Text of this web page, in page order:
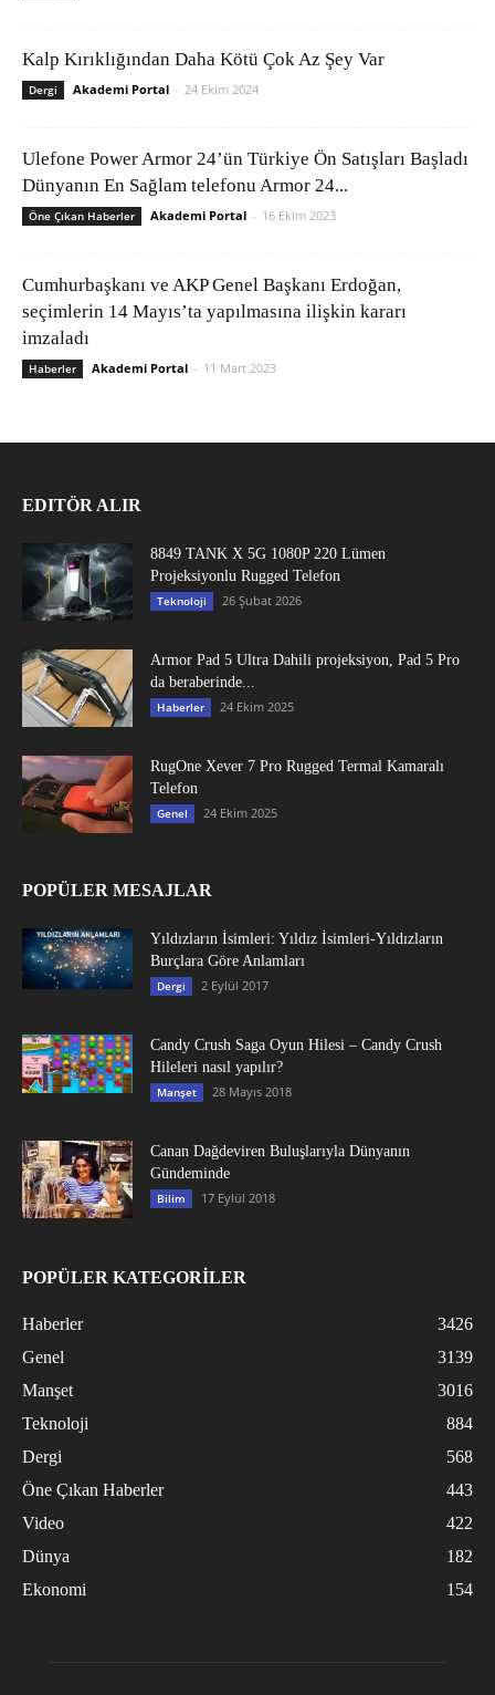
Kalp Kırıklığından Daha Kötü Çok Az Şey Var
Dergi Akademi Portal - 24 Ekim 2024
Ulefone Power Armor 24’ün Türkiye Ön Satışları Başladı
Dünyanın En Sağlam telefonu Armor 24...
Öne Çıkan Haberler Akademi Portal - 16 Ekim 2023
Cumhurbaşkanı ve AKP Genel Başkanı Erdoğan,
seçimlerin 14 Mayıs’ta yapılmasına ilişkin kararı
imzaladı
Haberler Akademi Portal - 11 Mart 2023
EDITÖR ALIR
8849 TANK X 5G 1080P 220 Lümen
Projeksiyonlu Rugged Telefon
Teknoloji 26 Şubat 2026
Armor Pad 5 Ultra Dahili projeksiyon, Pad 5 Pro
da beraberinde...
Haberler 24 Ekim 2025
RugOne Xever 7 Pro Rugged Termal Kamaralı
Telefon
Genel 24 Ekim 2025
POPÜLER MESAJLAR
Yıldızların İsimleri: Yıldız İsimleri-Yıldızların
Burçlara Göre Anlamları
Dergi 2 Eylül 2017
Candy Crush Saga Oyun Hilesi – Candy Crush
Hileleri nasıl yapılır?
Manşet 28 Mayıs 2018
Canan Dağdeviren Buluşlarıyla Dünyanın
Gündeminde
Bilim 17 Eylül 2018
POPÜLER KATEGORİLER
Haberler
3426
Genel
3139
Manşet
3016
Teknoloji
884
Dergi
568
Öne Çıkan Haberler
443
Video
422
Dünya
182
Ekonomi
154